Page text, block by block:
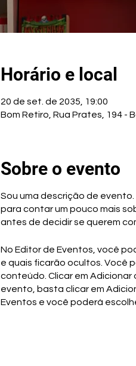
Horário e local
20 de set. de 2035, 19:00
Bom Retiro, Rua Prates, 194 -
Sobre o evento
Sou uma descrição de
para contar um pouco mais
antes de decidir se querem
No Editor de Eventos, você
e quais ficarão ocultos. Você
conteúdo. Clicar em
evento, basta clicar em
Eventos e você poderá